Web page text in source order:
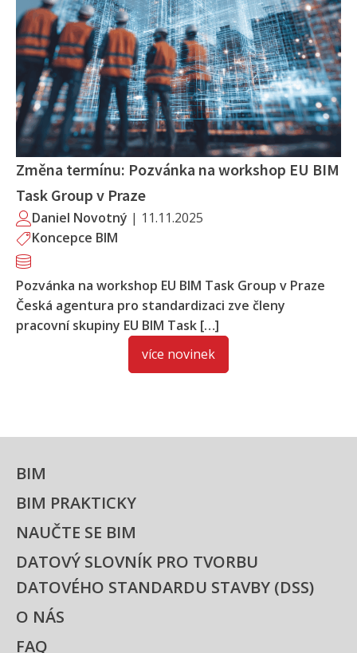
Změna termínu: Pozvánka na workshop EU BIM
Task Group v Praze
Daniel Novotný | 11.11.2025
Koncepce BIM
Pozvánka na workshop EU BIM Task Group v Praze
Česká agentura pro standardizaci zve členy
pracovní skupiny EU BIM Task […]
Jak zapojit metodu BIM do výuky? Připojte se
na workshop EDU BIM pro vysoké školy!
Zveme Vás na workshop EDU BIM pro vysoké školy,
který se uskuteční 21. listopadu 2025 od 9:00 do
11:00 hodin […]
Stavební SŠ, pozor! Zveme vás na inspirativní
workshop
Daniel Novotný
Koncepce BIM
Digitalizace stavebnictví je v plném proudu a